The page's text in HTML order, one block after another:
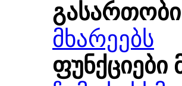
გასართობი
მხარეებს
ფუნქციები